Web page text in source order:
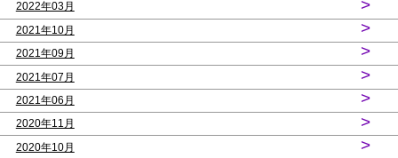
2022年03月 >
2021年10月 >
2021年09月 >
2021年07月 >
2021年06月 >
2020年11月 >
2020年10月 >